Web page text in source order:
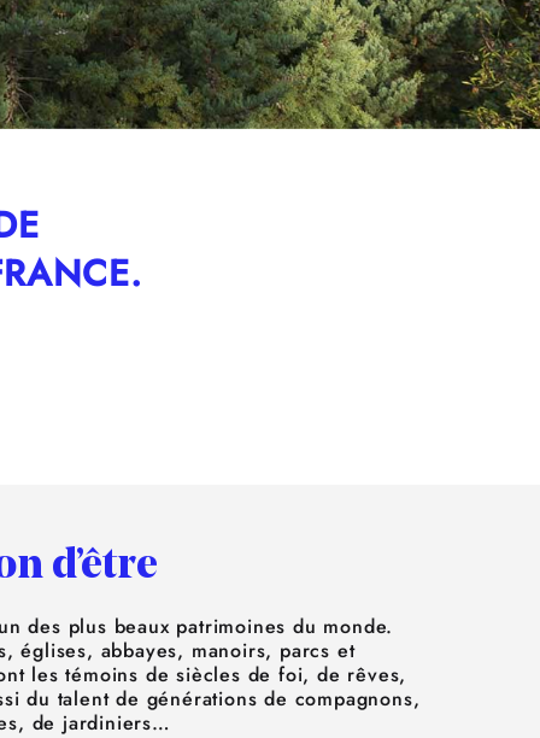
d’être
des plus beaux patrimoines du monde.
églises, abbayes, manoirs, parcs et
les témoins de siècles de foi, de rêves,
du talent de générations de compagnons,
de jardiniers…